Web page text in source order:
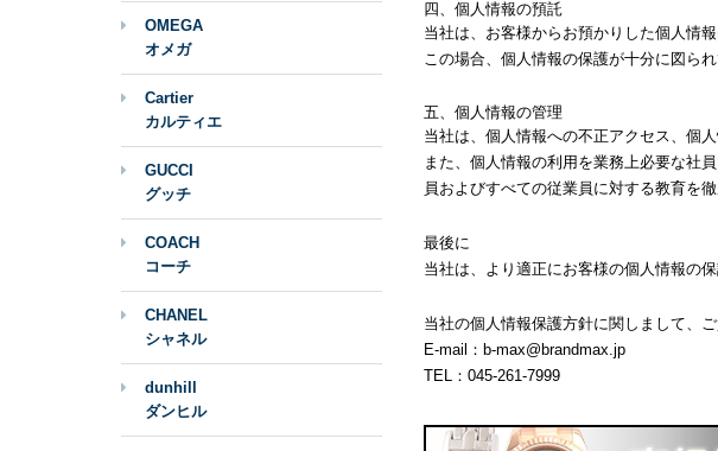
四、個人情報の預託
当社は、お客様からお預かりした個人情
この場合、個人情報の保護が十分に図ら
五、個人情報の管理
当社は、個人情報への不正アクセス、個
また、個人情報の利用を業務上必要な社
員およびすべての従業員に対する教育を徹
最後に
当社は、より適正にお客様の個人情報の
当社の個人情報保護方針に関しまして、
E-mail：b-max@brandmax.jp
TEL：045-261-7999
OMEGA
オメガ
Cartier
カルティエ
GUCCI
グッチ
COACH
コーチ
CHANEL
シャネル
dunhill
ダンヒル